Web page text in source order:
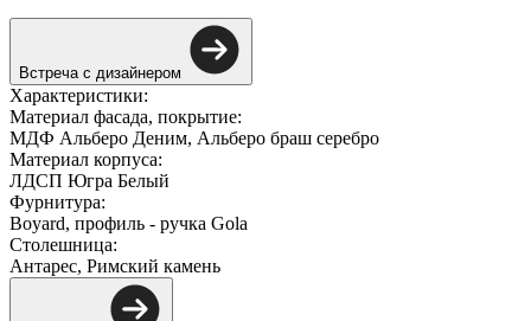
Встреча с дизайнером
Характеристики:
Материал фасада, покрытие:
МДФ Альберо Деним, Альберо браш серебро
Материал корпуса:
ЛДСП Югра Белый
Фурнитура:
Boyard, профиль - ручка Gola
Столешница:
Антарес, Римский камень